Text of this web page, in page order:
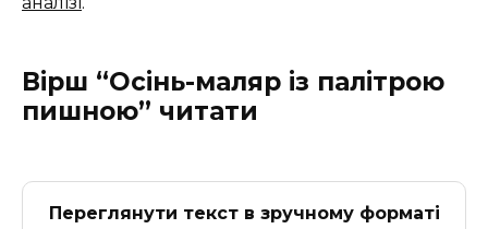
Вірш “Осінь-маляр із палітрою
пишною” читати
Переглянути текст в зручному форматі